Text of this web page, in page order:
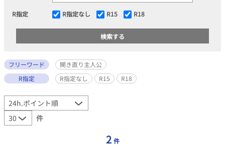
R指定 R指定なし R15 R18
フリーワード
開き直り主人公
R指定
R指定なし R15 R18
件
2 件